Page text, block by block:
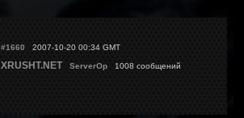
#1660 2007-10-20 00:34 GMT
XRUSHT.NET ServerOp 1008 сообщений